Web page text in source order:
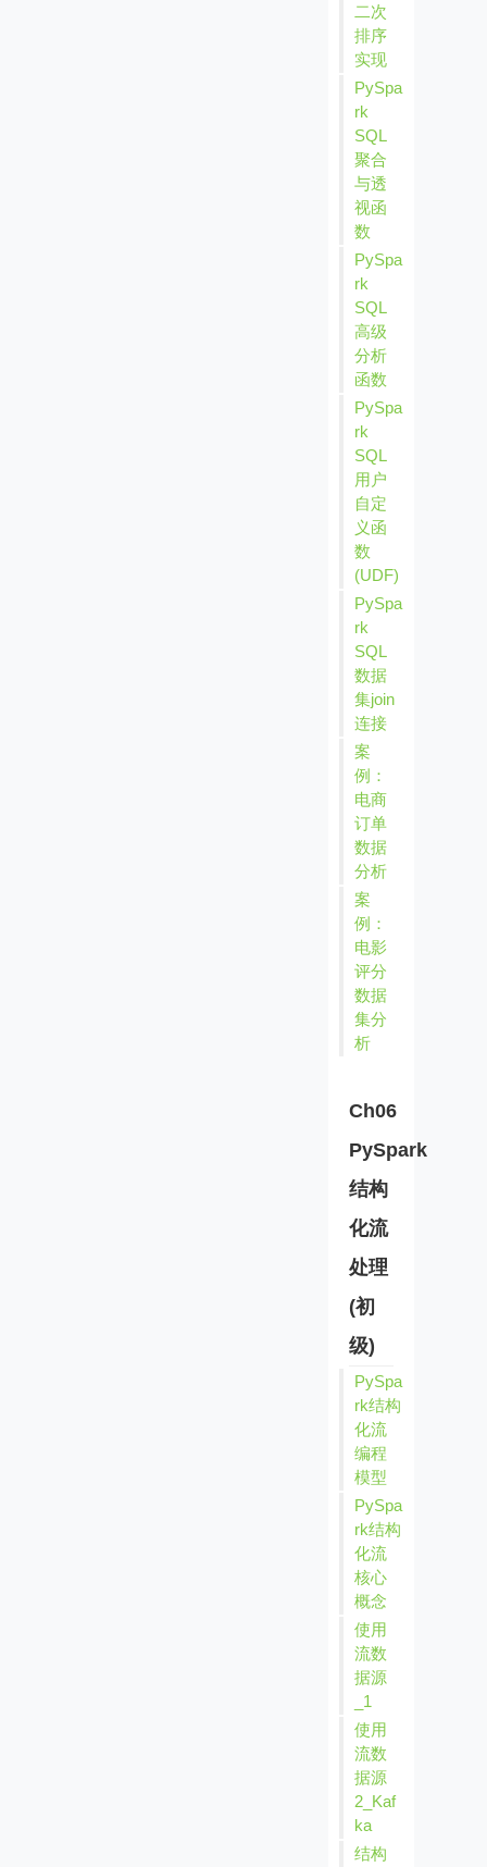
二次
排序
实现
PySpa
rk
SQL
聚合
与透
视函
数
PySpa
rk
SQL
高级
分析
函数
PySpa
rk
SQL
用户
自定
义函
数
(UDF)
PySpa
rk
SQL
数据
集join
连接
案
例：
电商
订单
数据
分析
案
例：
电影
评分
数据
集分
析
Ch06
PySpark
结构
化流
处理
(初
级)
PySpa
rk结构
化流
编程
模型
PySpa
rk结构
化流
核心
概念
使用
流数
据源
_1
使用
流数
据源
2_Kaf
ka
结构